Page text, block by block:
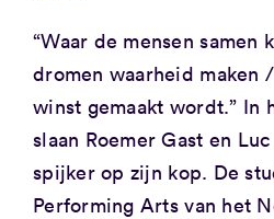
“Waar de mensen samen
dromen waarheid maken
winst gemaakt wordt.” In
slaan Roemer Gast en
spijker op zijn kop. De
Performing Arts van het